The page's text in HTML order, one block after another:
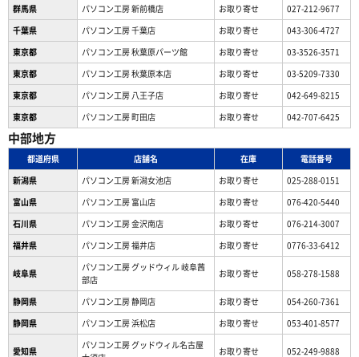
群馬県
パソコン工房 新前橋店 お取り寄せ
027-212-9677
千葉県
パソコン工房 千葉店 お取り寄せ
043-306-4727
東京都
パソコン工房 秋葉原パーツ館 お取り寄せ
03-3526-3571
東京都
パソコン工房 秋葉原本店 お取り寄せ
03-5209-7330
東京都
パソコン工房 八王子店 お取り寄せ
042-649-8215
東京都
パソコン工房 町田店 お取り寄せ 042-707-6425
中部地方
都道府県 店舗名 在庫
電話番号
新潟県
パソコン工房 新潟女池店 お取り寄せ
025-288-0151
富山県
パソコン工房 富山店 お取り寄せ
076-420-5440
石川県
パソコン工房 金沢南店 お取り寄せ
076-214-3007
福井県
パソコン工房 福井店 お取り寄せ 0776-33-6412
岐阜県
パソコン工房 グッドウィル 岐阜茜
部店
お取り寄せ 058-278-1588
静岡県 パソコン工房 静岡店 お取り寄せ
054-260-7361
静岡県
パソコン工房 浜松店 お取り寄せ 053-401-8577
愛知県
パソコン工房 グッドウィル名古屋
お取り寄せ 052-249-9888